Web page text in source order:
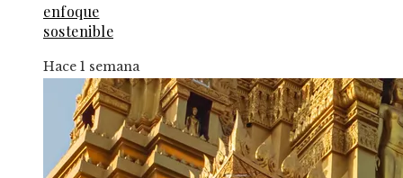
enfoque
sostenible
Hace 1 semana